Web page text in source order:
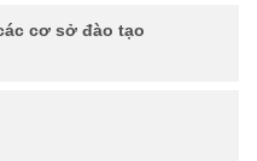
cơ sở đào tạo